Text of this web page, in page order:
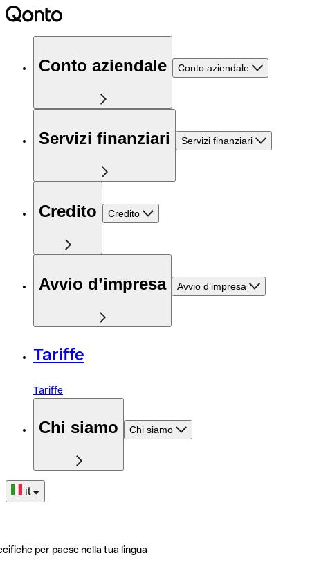
Conto aziendale Conto aziendale
Servizi finanziari Servizi finanziari
Credito Credito
Avvio d’impresa Avvio d’impresa
Tariffe
Tariffe
Chi siamo Chi siamo
it
per paese nella tua lingua